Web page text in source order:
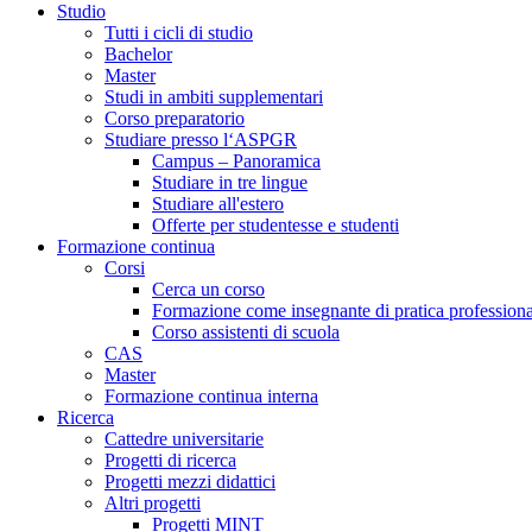
Studio
Tutti i cicli di studio
Bachelor
Master
Studi in ambiti supplementari
Corso preparatorio
Studiare presso l‘ASPGR
Campus – Panoramica
Studiare in tre lingue
Studiare all'estero
Offerte per studentesse e studenti
Formazione continua
Corsi
Cerca un corso
Formazione come insegnante di pratica
Corso assistenti di scuola
CAS
Master
Formazione continua interna
Ricerca
Cattedre universitarie
Progetti di ricerca
Progetti mezzi didattici
Altri progetti
Progetti MINT